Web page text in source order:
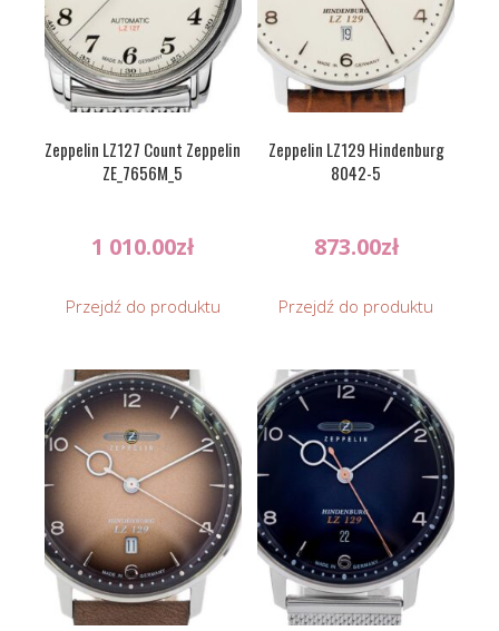
Zeppelin LZ127 Count Zeppelin
ZE_7656M_5
1 010.00zł
Przejdź do produktu
Zeppelin LZ129 Hindenburg
8042-5
873.00zł
Przejdź do produktu